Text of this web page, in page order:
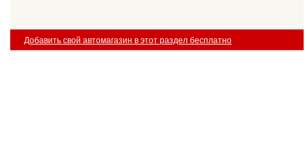
Добавить свой автомагазин в этот раздел бесплатно